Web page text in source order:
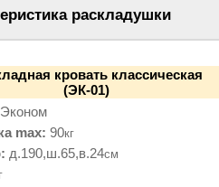
раскладушки
кровать классическая
(ЭК-01)
Эконом
max: 90кг
д.190,ш.65,в.24см